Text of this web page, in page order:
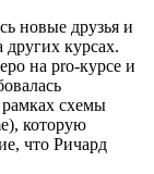
новые друзья и
других курсах.
на pro-курсе и
схемы
которую
что Ричард